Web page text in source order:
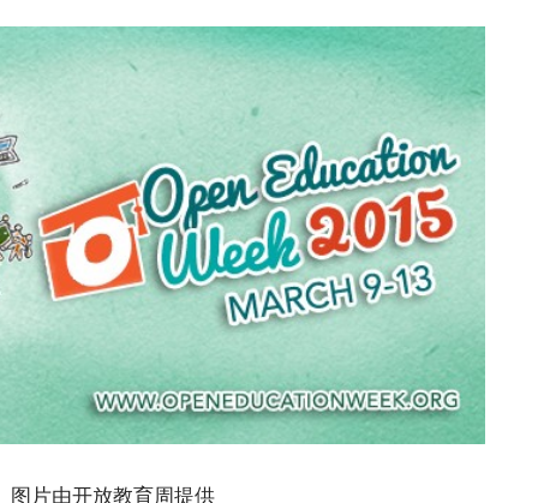
图片由开放教育周提供
小白观察：Let&apos;s Encrpt 正
过渡到 ISRG Root
更开放的分布式事务 |
升级，更名为 Seata